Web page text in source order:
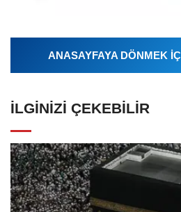
ANASAYFAYA DÖNMEK
İLGINIZI ÇEKEBILIR